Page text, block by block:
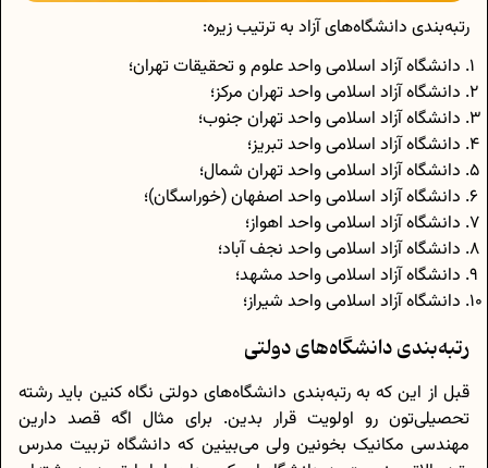
رتبه‌بندی دانشگاه‌های آزاد به ترتیب زیره:
دانشگاه آزاد اسلامی واحد علوم و تحقیقات تهران؛
دانشگاه آزاد اسلامی واحد تهران مرکز؛
دانشگاه آزاد اسلامی واحد تهران جنوب؛
دانشگاه آزاد اسلامی واحد تبریز؛
دانشگاه آزاد اسلامی واحد تهران شمال؛
دانشگاه آزاد اسلامی واحد اصفهان (خوراسگان)؛
دانشگاه آزاد اسلامی واحد اهواز؛
دانشگاه آزاد اسلامی واحد نجف آباد؛
دانشگاه آزاد اسلامی واحد مشهد؛
دانشگاه آزاد اسلامی واحد شیراز؛
رتبه‌بندی دانشگاه‌های دولتی
قبل از این که به رتبه‌بندی دانشگاه‌های دولتی نگاه کنین باید رشته
تحصیلی‌تون رو اولویت قرار بدین. برای مثال اگه قصد دارین
مهندسی مکانیک بخونین ولی می‌بینین که دانشگاه تربیت مدرس